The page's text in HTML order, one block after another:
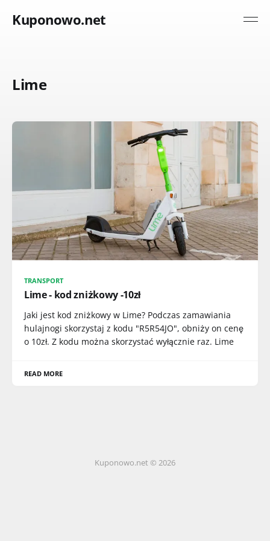
Kuponowo.net
Lime
TRANSPORT
Lime - kod zniżkowy -10zł
Jaki jest kod zniżkowy w Lime? Podczas zamawiania
hulajnogi skorzystaj z kodu "R5R54JO", obniży on cenę
o 10zł. Z kodu można skorzystać wyłącznie raz. Lime
READ MORE
Kuponowo.net © 2026